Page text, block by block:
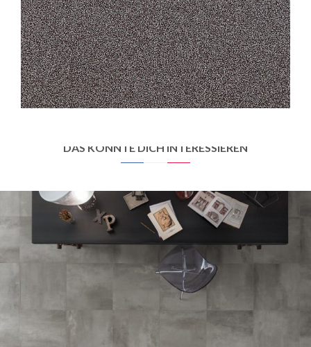
STANDARD
150 PORPHYRÉ GRIS FONCÉ
30X30
DAS KÖNNTE DICH INTERESSIEREN